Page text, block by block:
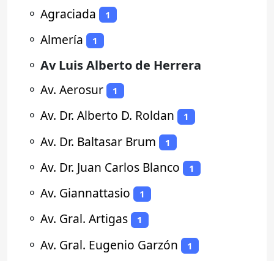
⚬ Agraciada 1
⚬ Almería 1
⚬ Av Luis Alberto de Herrera
⚬ Av. Aerosur 1
⚬ Av. Dr. Alberto D. Roldan 1
⚬ Av. Dr. Baltasar Brum 1
⚬ Av. Dr. Juan Carlos Blanco 1
⚬ Av. Giannattasio 1
⚬ Av. Gral. Artigas 1
⚬ Av. Gral. Eugenio Garzón 1